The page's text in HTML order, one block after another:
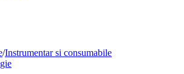
/Instrumentar si consumabile